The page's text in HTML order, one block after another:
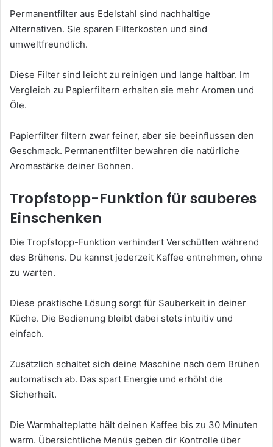
Permanentfilter aus Edelstahl sind nachhaltige
Alternativen. Sie sparen Filterkosten und sind
umweltfreundlich.
Diese Filter sind leicht zu reinigen und lange haltbar. Im
Vergleich zu Papierfiltern erhalten sie mehr Aromen und
Öle.
Papierfilter filtern zwar feiner, aber sie beeinflussen den
Geschmack. Permanentfilter bewahren die natürliche
Aromastärke deiner Bohnen.
Tropfstopp-Funktion für sauberes
Einschenken
Die Tropfstopp-Funktion verhindert Verschütten während
des Brühens. Du kannst jederzeit Kaffee entnehmen, ohne
zu warten.
Diese praktische Lösung sorgt für Sauberkeit in deiner
Küche. Die Bedienung bleibt dabei stets intuitiv und
einfach.
Zusätzlich schaltet sich deine Maschine nach dem Brühen
automatisch ab. Das spart Energie und erhöht die
Sicherheit.
Die Warmhalteplatte hält deinen Kaffee bis zu 30 Minuten
warm. Übersichtliche Menüs geben dir Kontrolle über